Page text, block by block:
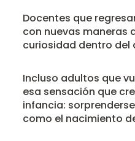
Docentes que
con nuevas maneras
curiosidad dentro del
Incluso adultos que
esa sensación que
infancia:
como el nacimiento